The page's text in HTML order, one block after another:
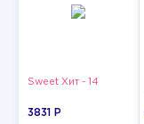
Sweet Хит - 14
3831 P